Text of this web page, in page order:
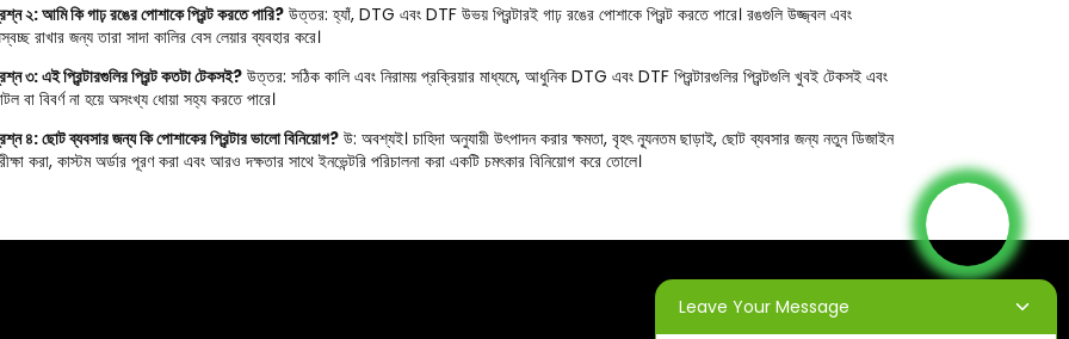
২: আমি কি গাঢ় রঙের পোশাকে প্রিন্ট করতে পারি? উত্তর: হ্যাঁ, DTG এবং DTF উভয় প্রিন্টারই গাঢ় রঙের পোশাকে প্রিন্ট করতে পারে। রঙগুলি উজ্জ্বল এবং
রাখার জন্য তারা সাদা কালির বেস লেয়ার ব্যবহার করে।
৩: এই প্রিন্টারগুলির প্রিন্ট কতটা টেকসই?উত্তর: সঠিক কালি এবং নিরাময় প্রক্রিয়ার মাধ্যমে, আধুনিক DTG এবং DTF প্রিন্টারগুলির প্রিন্টগুলি খুবই টেকসই এবং
বা বিবর্ণ না হয়ে অসংখ্য ধোয়া সহ্য করতে পারে।
৪: ছোট ব্যবসার জন্য কি পোশাকের প্রিন্টার ভালো বিনিয়োগ? উ: অবশ্যই। চাহিদা অনুযায়ী উৎপাদন করার ক্ষমতা, বৃহৎ ন্যূনতম ছাড়াই, ছোট ব্যবসার জন্য নতুন ডিজাইন
করা, কাস্টম অর্ডার পূরণ করা এবং আরও দক্ষতার সাথে ইনভেন্টরি পরিচালনা করা একটি চমৎকার বিনিয়োগ করে তোলে।
Leave Your Message